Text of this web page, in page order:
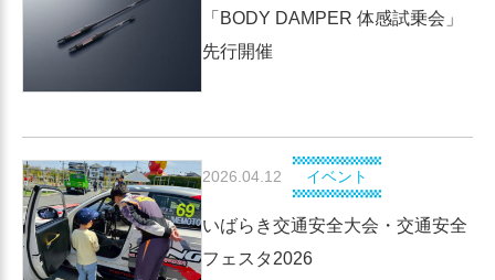
「BODY DAMPER 体感試乗会」
先行開催
2026.04.12 イベント
いばらき交通安全大会・交通安全
フェスタ2026